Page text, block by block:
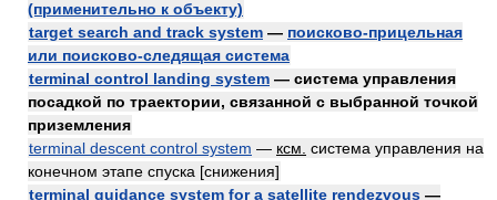
(применительно к объекту)
target search and track system — поисково-прицельная
или поисково-следящая система
terminal control landing system — система управления
посадкой по траектории, связанной с выбранной точкой
приземления
terminal descent control system — ксм. система управления на
конечном этапе спуска [снижения]
terminal guidance system for a satellite rendezvous —